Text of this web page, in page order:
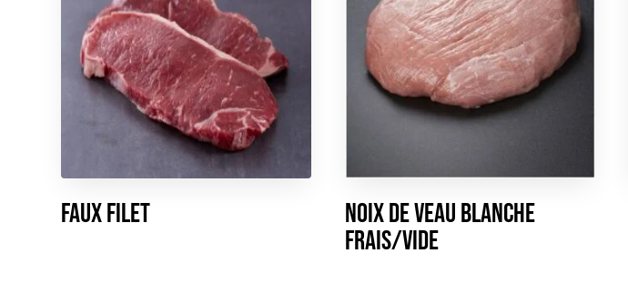
Faux Filet
Noix de veau blanche
frais/vide